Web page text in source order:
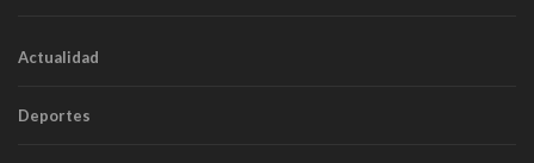
Actualidad
Deportes